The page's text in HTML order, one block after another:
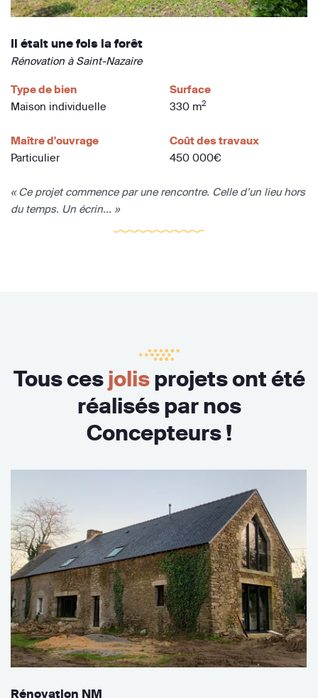
Il était une fois la forêt
Rénovation à Saint-Nazaire
Type de bien
Maison individuelle
Surface
330 m2
Maître d'ouvrage
Particulier
Coût des travaux
450 000€
« Ce projet commence par une rencontre. Celle d’un lieu hors
du temps. Un écrin... »
Tous cesjolisprojets ont été
réalisés par nos
Concepteurs !
Rénovation NM